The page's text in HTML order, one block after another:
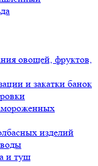
овощей, фруктов,
и закатки банок
изделий
и туш